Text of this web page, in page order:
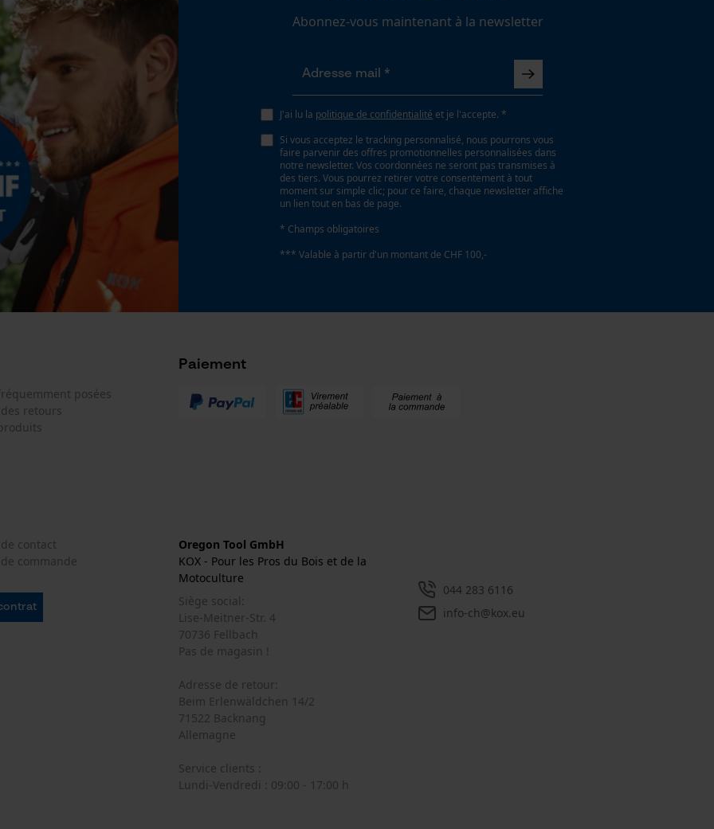
Longueur du rail
Réglage Jolly
60 deg
Limes 2ème moitié
5.2 mm
Fonction de hachage
Non
Non
283 6116 ou par e-mail à info-ch@kox.eu.
Abonnez-vous maintenant à la newsletter
J'ai lu la politique de confidentialité et je l'accepte. *
Si vous acceptez le tracking personnalisé, nous pourrons vous
faire parvenir des offres promotionnelles personnalisées dans
notre newsletter. Vos coordonnées ne seront pas transmises à
des tiers. Vous pourrez retirer votre consentement à tout
moment sur simple clic; pour ce faire, chaque newsletter affiche
un lien tout en bas de page.
* Champs obligatoires
*** Valable à partir d'un montant de CHF 100,-
posées
retours
Paiement
contact
commande
Oregon Tool GmbH
KOX - Pour les Pros du Bois et de la
Motoculture
Siège social:
Lise-Meitner-Str. 4
70736 Fellbach
Pas de magasin !
Adresse de retour:
Beim Erlenwäldchen 14/2
71522 Backnang
Allemagne
Service clients :
Lundi-Vendredi : 09:00 - 17:00 h
044 283 6116
info-ch@kox.eu
Vérifier linstallation de cookies
Econda Tag Manager
Cookies statistiques
Econda Analytics
Cookies de performance et de
Panier sauvegardé
Salutation personnelle
Géo-IP et détection des utilisateurs